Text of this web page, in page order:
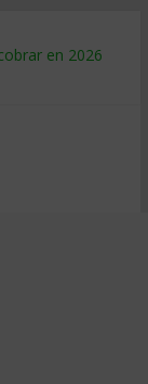
en 2026
caro
tiempo
qué hacer
y venderle